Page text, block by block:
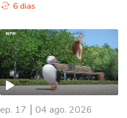
6 dias
ep. 17 | 04 ago. 2026